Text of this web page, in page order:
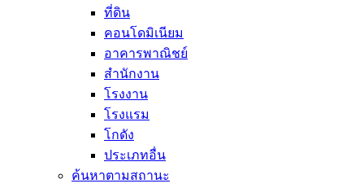
ที่ดิน
คอนโดมิเนียม
อาคารพาณิชย์
สำนักงาน
โรงงาน
โรงแรม
โกดัง
ประเภทอื่น
ค้นหาตามสถานะ